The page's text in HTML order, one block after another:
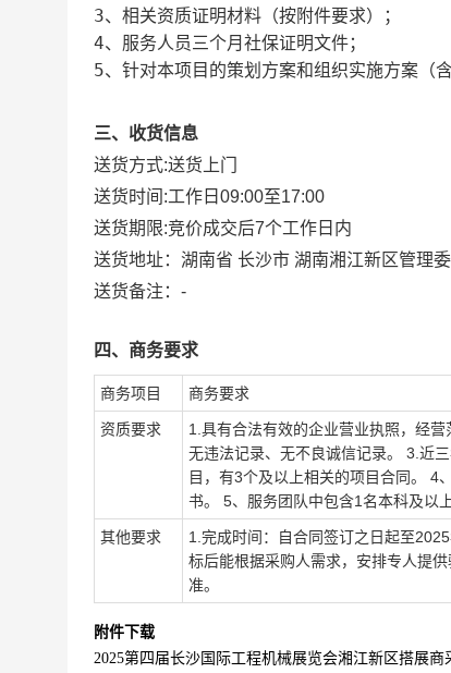
3、相关资质证明材料（按附件要求）；
4、服务人员三个月社保证明文件；
5、针对本项目的策划方案和组织实施方案（含
三、收货信息
送货方式:送货上门
送货时间:工作日09:00至17:00
送货期限:竞价成交后7个工作日内
送货地址： 湖南省 长沙市 湖南湘江新区管理
送货备注： -
四、商务要求
商务项目 商务要求
资质要求
1.具有合法有效的企业营业执照，经
无违法记录、无不良诚信记录。 3.近
目，有3个及以上相关的项目合同。 4
书。 5、服务团队中包含1名本科及以
其他要求
1.完成时间：自合同签订之日起至
标后能根据采购人需求，安排专人提
准。
附件下载
2025第四届长沙国际工程机械展览会湘江新区搭展商